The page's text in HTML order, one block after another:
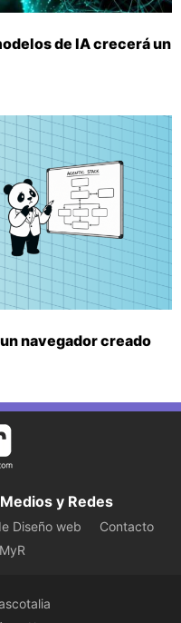
de IA crecerá un
navegador creado
Medios y Redes
Diseño web
Contacto